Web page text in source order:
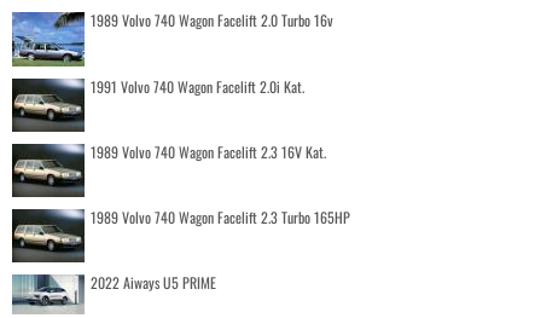
1989 Volvo 740 Wagon Facelift 2.0 Turbo 16v
1991 Volvo 740 Wagon Facelift 2.0i Kat.
1989 Volvo 740 Wagon Facelift 2.3 16V Kat.
1989 Volvo 740 Wagon Facelift 2.3 Turbo 165HP
2022 Aiways U5 PRIME